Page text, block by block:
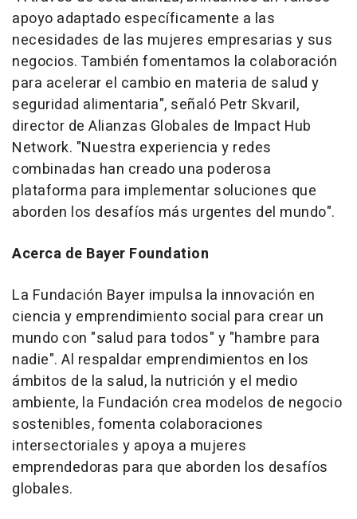
apoyo adaptado específicamente a las
necesidades de las mujeres empresarias y sus
negocios. También fomentamos la colaboración
para acelerar el cambio en materia de salud y
seguridad alimentaria", señaló Petr Skvaril,
director de Alianzas Globales de Impact Hub
Network. "Nuestra experiencia y redes
combinadas han creado una poderosa
plataforma para implementar soluciones que
aborden los desafíos más urgentes del mundo".
Acerca de Bayer Foundation
La Fundación Bayer impulsa la innovación en
ciencia y emprendimiento social para crear un
mundo con "salud para todos" y "hambre para
nadie". Al respaldar emprendimientos en los
ámbitos de la salud, la nutrición y el medio
ambiente, la Fundación crea modelos de negocio
sostenibles, fomenta colaboraciones
intersectoriales y apoya a mujeres
emprendedoras para que aborden los desafíos
globales.